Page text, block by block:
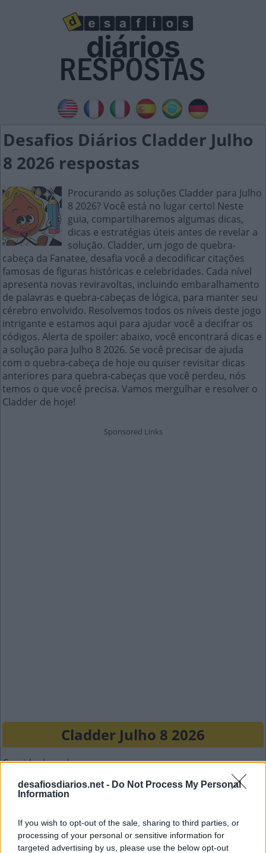
desafiosdiarios.net - Do Not Process My Personal
Information
If you wish to opt-out of the sale, sharing to third parties, or
processing of your personal or sensitive information for
targeted advertising by us, please use the below opt-out
Desafios Diários Cladder Julho
8 2026 respostas
Procurando as soluções Cladder para Julho
8 2026? Você está no lugar certo! Neste
guia, compartilharemos algumas dicas,
dicas e estratégias úteis antes de revelar a
solução. Cladder, um jogo de quebra-
cabeça da Fanatee, desafia você a decodificar citações
famosas de figuras históricas e celebridades. Cada nível
apresenta novas reviravoltas, incluindo embaralhamento
de palavras e quebra-cabeças de lógica, para manter seu
cérebro envolvido. Resolvemos todos os níveis deste jogo
intrigante e estamos aqui para ajudar você a decifrar os
códigos. Alerta de spoiler: abaixo, você encontrará dicas e
a solução para Julho 8 2026. Se você precisar de ajuda
com o quebra-cabeça de hoje ou quiser revisitar dicas
anteriores para quebra-cabeças que você perdeu, nós
temos o que você precisa. Vamos mergulhar e resolver o
Cladder de hoje!
Cladder Julho 8 2026
Comida de gado
P
A S T
O
V
A S T
O